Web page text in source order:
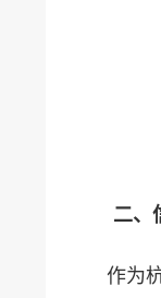
二、
作为杭